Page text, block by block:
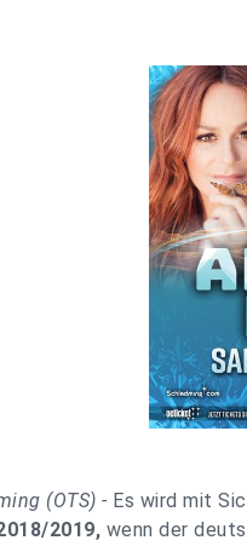
(OTS) - Es wird mit
2019, wenn der